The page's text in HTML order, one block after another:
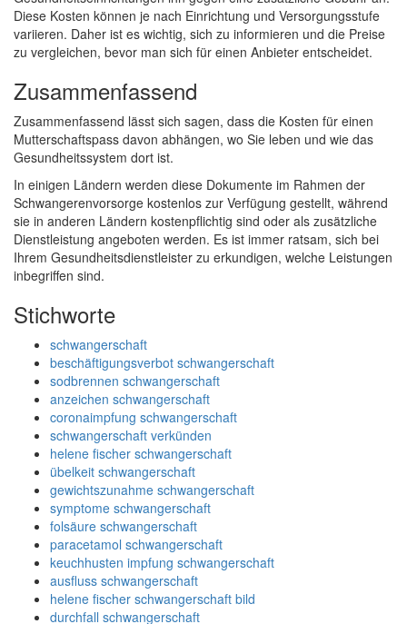
Diese Kosten können je nach Einrichtung und Versorgungsstufe
variieren. Daher ist es wichtig, sich zu informieren und die Preise
zu vergleichen, bevor man sich für einen Anbieter entscheidet.
Zusammenfassend
Zusammenfassend lässt sich sagen, dass die Kosten für einen
Mutterschaftspass davon abhängen, wo Sie leben und wie das
Gesundheitssystem dort ist.
In einigen Ländern werden diese Dokumente im Rahmen der
Schwangerenvorsorge kostenlos zur Verfügung gestellt, während
sie in anderen Ländern kostenpflichtig sind oder als zusätzliche
Dienstleistung angeboten werden. Es ist immer ratsam, sich bei
Ihrem Gesundheitsdienstleister zu erkundigen, welche Leistungen
inbegriffen sind.
Stichworte
schwangerschaft
beschäftigungsverbot schwangerschaft
sodbrennen schwangerschaft
anzeichen schwangerschaft
coronaimpfung schwangerschaft
schwangerschaft verkünden
helene fischer schwangerschaft
übelkeit schwangerschaft
gewichtszunahme schwangerschaft
symptome schwangerschaft
folsäure schwangerschaft
paracetamol schwangerschaft
keuchhusten impfung schwangerschaft
ausfluss schwangerschaft
helene fischer schwangerschaft bild
durchfall schwangerschaft